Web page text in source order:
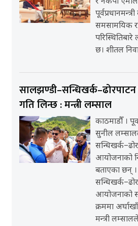
समसामयिक
छ। शीतल
गति लिन्छ : मन्त्री लम्साल
काठमाडौँ ।
सुनील
आयोजनाको
बताएका छन्
आयोजनाको
क्रममा
मन्त्री